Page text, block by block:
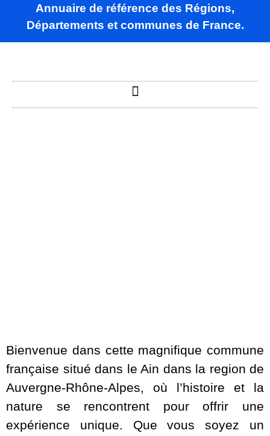
Annuaire de référence des Régions,
Départements et communes de France.
Bienvenue dans cette magnifique commune
française situé dans le Ain dans la region de
Auvergne-Rhône-Alpes, où l’histoire et la
nature se rencontrent pour offrir une
expérience unique. Que vous soyez un